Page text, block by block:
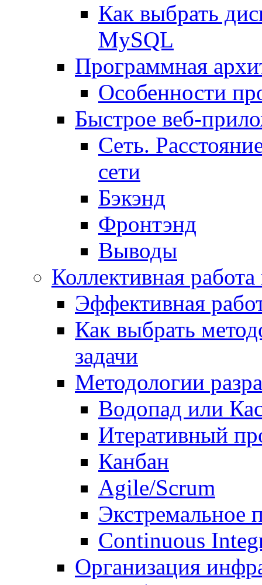
Как выбрать
MySQL
Программная
Особенности
Быстрое веб-
Сеть.
сети
Бэкэнд
Фронтэнд
Выводы
Коллективная
Эффективная
Как выбрать
задачи
Методологии
Водопад или
Итеративный
Канбан
Agile/Scrum
Экстремальное
Continuous
Организация